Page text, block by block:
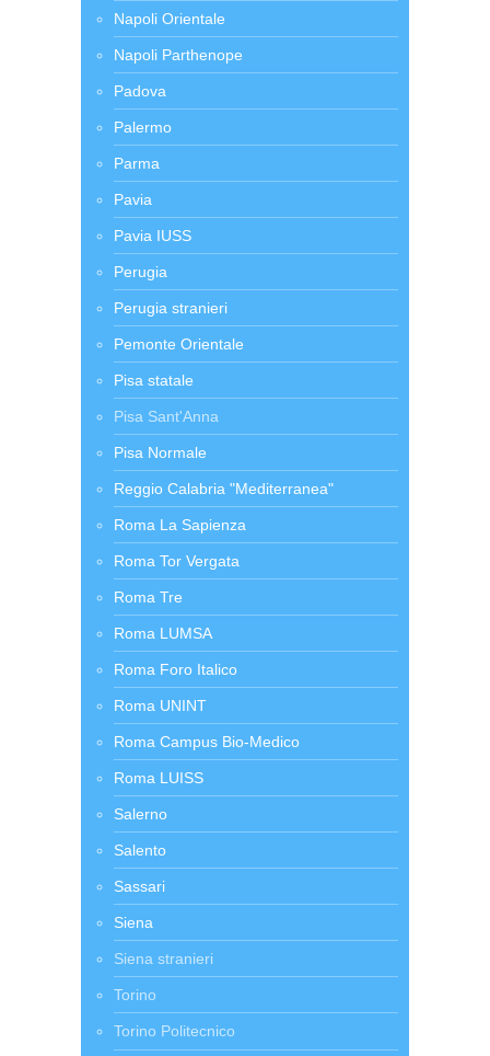
Napoli Orientale
Napoli Parthenope
Padova
Palermo
Parma
Pavia
Pavia IUSS
Perugia
Perugia stranieri
Pemonte Orientale
Pisa statale
Pisa Sant'Anna
Pisa Normale
Reggio Calabria "Mediterranea"
Roma La Sapienza
Roma Tor Vergata
Roma Tre
Roma LUMSA
Roma Foro Italico
Roma UNINT
Roma Campus Bio-Medico
Roma LUISS
Salerno
Salento
Sassari
Siena
Siena stranieri
Torino
Torino Politecnico